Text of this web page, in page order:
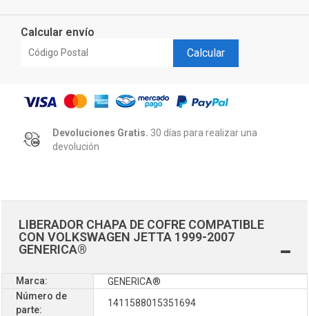
Calcular envío
Calcular
Devoluciones Gratis. 30 días para realizar una
devolución
LIBERADOR CHAPA DE COFRE COMPATIBLE
CON VOLKSWAGEN JETTA 1999-2007
GENERICA®
Marca:
GENERICA®
Número de
parte:
1411588015351694